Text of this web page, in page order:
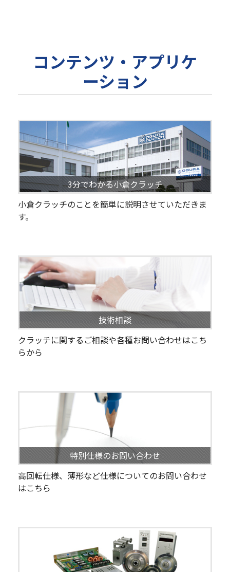
コンテンツ・アプリケ
ーション
3分でわかる小倉クラッチ
小倉クラッチのことを簡単に説明させていただきま
す。
技術相談
クラッチに関するご相談や各種お問い合わせはこち
らから
特別仕様のお問い合わせ
高回転仕様、薄形など仕様についてのお問い合わせ
はこちら